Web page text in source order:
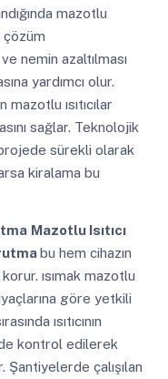
mazotlu
çözüm
nemin azaltılması
yardımcı olur.
mazotlu ısıtıcılar
sağlar. Teknolojik
projede sürekli olarak
kiralama bu
Mazotlu Isıtıcı
bu hem cihazın
ısımak mazotlu
göre yetkili
ısıtıcının
kontrol edilerek
çalışılan